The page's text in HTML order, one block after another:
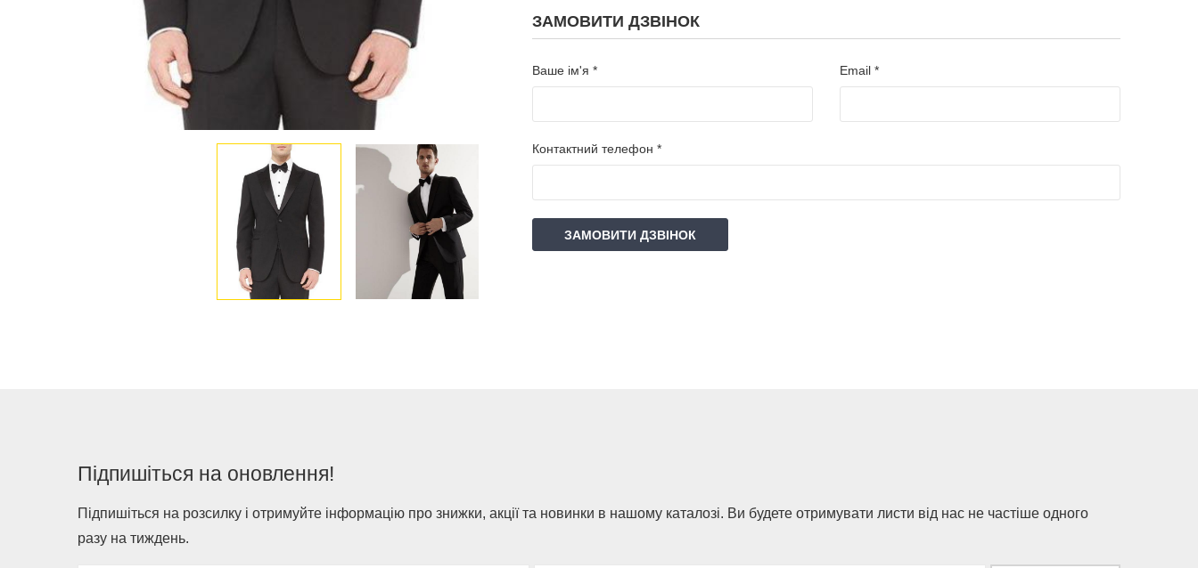
ЗАМОВИТИ ДЗВІНОК
Ваше ім'я * Email *
Контактний телефон *
ЗАМОВИТИ ДЗВІНОК
Підпишіться на оновлення!
Підпишіться на розсилку і отримуйте інформацію про знижки, акції та новинки в нашому каталозі. Ви будете отримувати листи від нас не частіше одного
разу на тиждень.